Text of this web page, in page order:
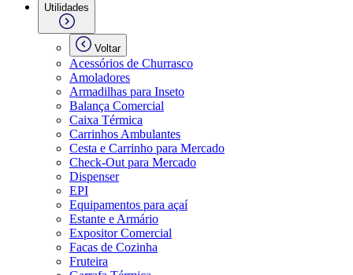
Utilidades
Voltar
Acessórios de Churrasco
Amoladores
Armadilhas para Inseto
Balança Comercial
Caixa Térmica
Carrinhos Ambulantes
Cesta e Carrinho para Mercado
Check-Out para Mercado
Dispenser
EPI
Equipamentos para açaí
Estante e Armário
Expositor Comercial
Facas de Cozinha
Fruteira